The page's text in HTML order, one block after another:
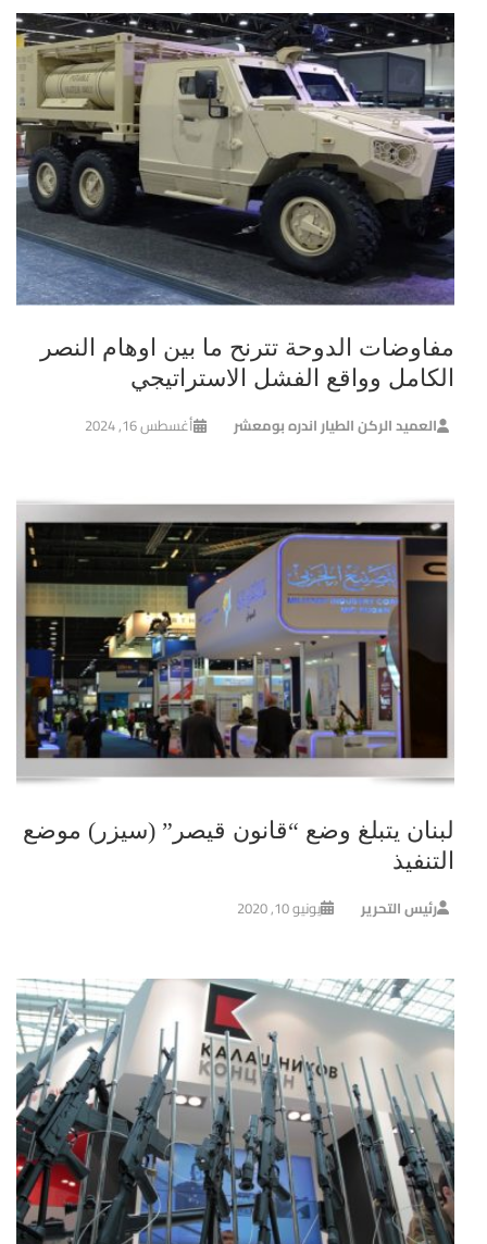
مفاوضات الدوحة تترنح ما بين اوهام النصر
الكامل وواقع الفشل الاستراتيجي
العميد الركن الطيار اندره بومعشر أغسطس 16, 2024
لبنان يتبلغ وضع “قانون قيصر” (سيزر) موضع
التنفيذ
رئيس التحرير يونيو 10, 2020